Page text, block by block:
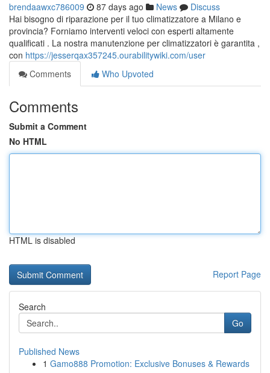
brendaawxc786009 87 days ago News
Discuss
Hai bisogno di riparazione per il tuo climatizzatore a Milano e
provincia? Forniamo interventi veloci con esperti altamente
qualificati . La nostra manutenzione per climatizzatori è garantita ,
con https://jesserqax357245.ourabilitywiki.com/user
Comments
Who Upvoted
Comments
Submit a Comment
No HTML
HTML is disabled
Report Page
Search
Go
Published News
1 Gamo888 Promotion: Exclusive Bonuses & Rewards